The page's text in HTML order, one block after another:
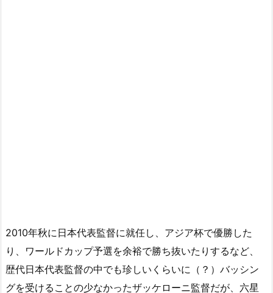
2010年秋に日本代表監督に就任し、アジア杯で優勝した
り、ワールドカップ予選を余裕で勝ち抜いたりするなど、
歴代日本代表監督の中でも珍しいくらいに（？）バッシン
グを受けることの少なかったザッケローニ監督だが、六星